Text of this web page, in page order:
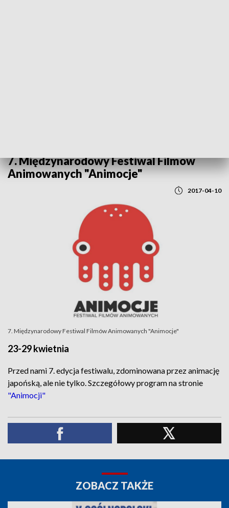
7. Międzynarodowy Festiwal Filmów
Animowanych "Animocje"
2017-04-10
7. Międzynarodowy Festiwal Filmów Animowanych "Animocje"
23-29 kwietnia
Przed nami 7. edycja festiwalu, zdominowana przez animację
japońską, ale nie tylko. Szczegółowy program na stronie
"Animocji"
ZOBACZ TAKŻE